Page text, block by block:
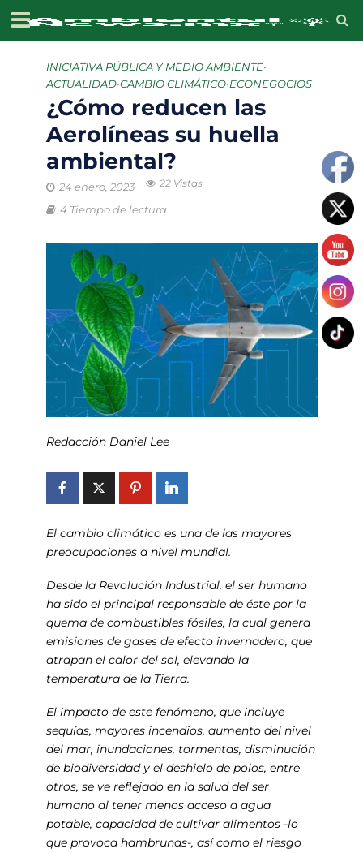
INICIATIVA PÚBLICA Y MEDIO AMBIENTE•
ACTUALIDAD•CAMBIO CLIMÁTICO•ECONEGOCIOS
¿Cómo reducen las
Aerolíneas su huella
ambiental?
24 enero, 2023 22 Vistas
4 Tiempo de lectura
Redacción Daniel Lee
El cambio climático es una de las mayores
preocupaciones a nivel mundial.
Desde la Revolución Industrial, el ser humano
ha sido el principal responsable de éste por la
quema de combustibles fósiles, la cual genera
emisiones de gases de efecto invernadero, que
atrapan el calor del sol, elevando la
temperatura de la Tierra.
El impacto de este fenómeno, que incluye
sequías, mayores incendios, aumento del nivel
del mar, inundaciones, tormentas, disminución
de biodiversidad y el deshielo de polos, entre
otros, se ve reflejado en la salud del ser
humano al tener menos acceso a agua
potable, capacidad de cultivar alimentos -lo
que provoca hambrunas-, así como el riesgo